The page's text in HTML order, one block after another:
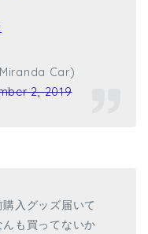
Car)
2, 2019
入グッズ届いて
も買ってないか